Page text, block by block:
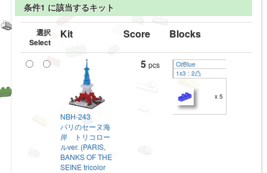
条件1 に該当するキット
選択
Select
Kit Score Blocks
NBH-243
パリのセーヌ海
岸 トリコロー
ルver. (PARIS,
BANKS OF THE
SEINE tricolor
5 pcs
ClrBlue
1x3 : 2凸
x 5